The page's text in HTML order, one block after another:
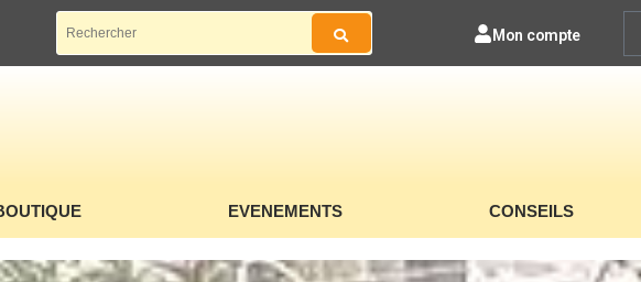
Mon compte
EVENEMENTS CONSEILS